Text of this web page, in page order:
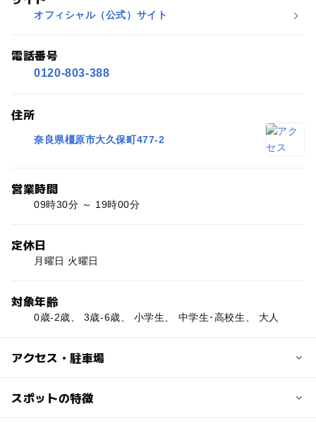
オフィシャル（公式）サイト
電話番号
0120-803-388
住所
奈良県橿原市大久保町477-2
営業時間
09時30分 ～ 19時00分
定休日
月曜日 火曜日
対象年齢
0歳-2歳、 3歳-6歳、 小学生、 中学生･高校生、 大人
アクセス・駐車場
近くの駅
スポットの特徴